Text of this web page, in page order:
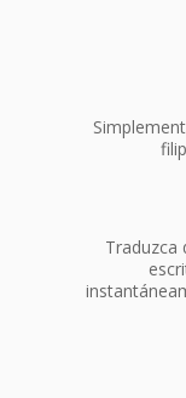
Traduzca